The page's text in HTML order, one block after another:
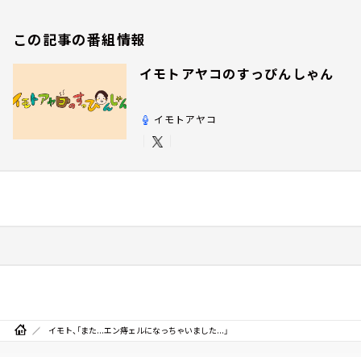
この記事の番組情報
イモトアヤコのすっぴんしゃん
イモトアヤコ
イモト、「また...エン痔ェルになっちゃいました...」